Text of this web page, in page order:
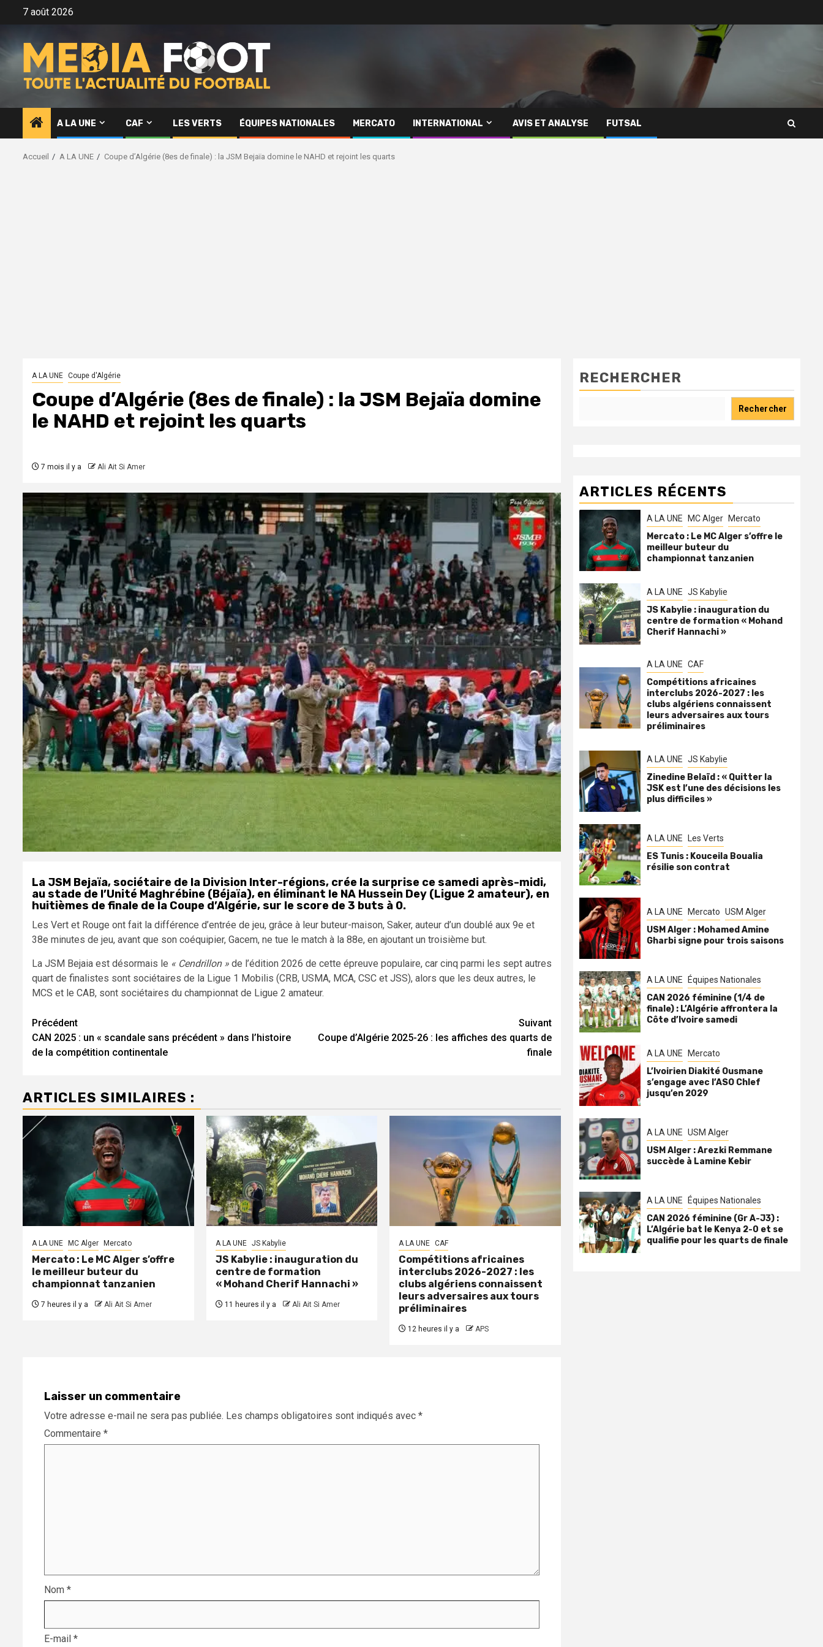
7 août 2026
A LA UNE CAF LES VERTS ÉQUIPES NATIONALES MERCATO INTERNATIONAL AVIS ET ANALYSE FUTSAL
Accueil A LA UNE Coupe d’Algérie (8es de finale) : la JSM Bejaïa domine le NAHD et rejoint les quarts
A LA UNE Coupe d'Algérie
Coupe d’Algérie (8es de finale) : la JSM Bejaïa domine
le NAHD et rejoint les quarts
7 mois il y a Ali Ait Si Amer
La JSM Bejaïa, sociétaire de la Division Inter-régions, crée la surprise ce samedi après-midi,
au stade de l’Unité Maghrébine (Béjaïa), en éliminant le NA Hussein Dey (Ligue 2 amateur), en
huitièmes de finale de la Coupe d’Algérie, sur le score de 3 buts à 0.
Les Vert et Rouge ont fait la différence d’entrée de jeu, grâce à leur buteur-maison, Saker, auteur d’un doublé aux 9e et
38e minutes de jeu, avant que son coéquipier, Gacem, ne tue le match à la 88e, en ajoutant un troisième but.
La JSM Bejaia est désormais le « Cendrillon » de l’édition 2026 de cette épreuve populaire, car cinq parmi les sept autres
quart de finalistes sont sociétaires de la Ligue 1 Mobilis (CRB, USMA, MCA, CSC et JSS), alors que les deux autres, le
MCS et le CAB, sont sociétaires du championnat de Ligue 2 amateur.
Navigation
d’article
Précédent
CAN 2025 : un « scandale sans précédent » dans l’histoire
de la compétition continentale
Suivant
Coupe d’Algérie 2025-26 : les affiches des quarts de
finale
ARTICLES SIMILAIRES :
A LA UNE MC Alger Mercato
Mercato : Le MC Alger s’offre
le meilleur buteur du
championnat tanzanien
7 heures il y a Ali Ait Si Amer
A LA UNE JS Kabylie
JS Kabylie : inauguration du
centre de formation
« Mohand Cherif Hannachi »
11 heures il y a Ali Ait Si Amer
A LA UNE CAF
Compétitions africaines
interclubs 2026-2027 : les
clubs algériens connaissent
leurs adversaires aux tours
préliminaires
12 heures il y a APS
Laisser un commentaire
Votre adresse e-mail ne sera pas publiée. Les champs obligatoires sont indiqués avec *
Commentaire *
Nom *
E-mail *
RECHERCHER
Rechercher
ARTICLES RÉCENTS
A LA UNE MC Alger Mercato
Mercato : Le MC Alger s’offre le
meilleur buteur du
championnat tanzanien
A LA UNE JS Kabylie
JS Kabylie : inauguration du
centre de formation « Mohand
Cherif Hannachi »
A LA UNE CAF
Compétitions africaines
interclubs 2026-2027 : les
clubs algériens connaissent
leurs adversaires aux tours
préliminaires
A LA UNE JS Kabylie
Zinedine Belaïd : « Quitter la
JSK est l’une des décisions les
plus difficiles »
A LA UNE Les Verts
ES Tunis : Kouceila Boualia
résilie son contrat
A LA UNE Mercato USM Alger
USM Alger : Mohamed Amine
Gharbi signe pour trois saisons
A LA UNE Équipes Nationales
CAN 2026 féminine (1/4 de
finale) : L’Algérie affrontera la
Côte d’Ivoire samedi
A LA UNE Mercato
L’Ivoirien Diakité Ousmane
s’engage avec l’ASO Chlef
jusqu’en 2029
A LA UNE USM Alger
USM Alger : Arezki Remmane
succède à Lamine Kebir
A LA UNE Équipes Nationales
CAN 2026 féminine (Gr A-J3) :
L’Algérie bat le Kenya 2-0 et se
qualifie pour les quarts de finale